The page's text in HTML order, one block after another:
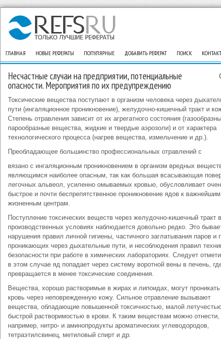
ГЛАВНАЯ НОВЫЕ РЕФЕРАТЫ ПОПУЛЯРНЫЕ ДОБАВИТЬ РЕФЕРАТ ПОИСК
Несчастные случаи на предприятии, потенциальные
опасности. Мероприятия по их предупреждению
Токсические вещества поступают в организм человека через
пути (ингаляционное проникновение), желудочно-кишечный тракт и
Степень отравления зависит от их агрегатного состояния
парообразные вещества, жидкие и твердые аэрозоли) и от характера
технологического процесса (нагрев вещества, измельчение и др.).
Преобладающее большинство профессиональных отравлений с
вязано с ингаляционным проникновением в организм вредных
являющимся наиболее опасным, так как большая всасывающая
легочных альвеол, усиленно омываемых кровью, обусловливает
быстрое и почти беспрепятственное проникновение ядов к важнейшим
жизненным центрам.
Поступление токсических веществ через желудочно-кишечный тракт в
производственных условиях наблюдается довольно редко. Это
нарушения правил личной гигиены, частичного заглатывания паров и
проникающих через дыхательные пути, и несоблюдения правил
безопасности при работе в химических лабораториях. Следует
в этом случае яд попадает через систему воротной вены в печень,
превращается в менее токсические соединения.
Вещества, хорошо растворимые в жирах и липоидах, могут
кровь через неповрежденную кожу. Сильное отравление вызывают
вещества, обладающие повышенной токсичностью, малой
быстрой растворимостью в крови. К таким веществам можно отнести,
например, нитро- и аминопродукты ароматических углеводородов,
тетраэтилсвинец, метиловый спирт и др.